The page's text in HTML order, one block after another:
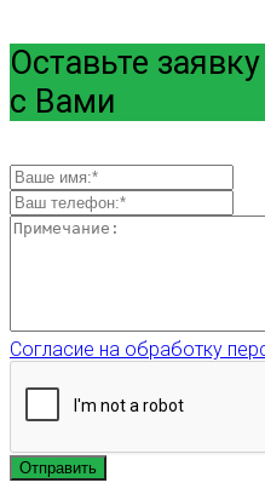
Оставьте
с Вами
Согласие на обработку
Отправить